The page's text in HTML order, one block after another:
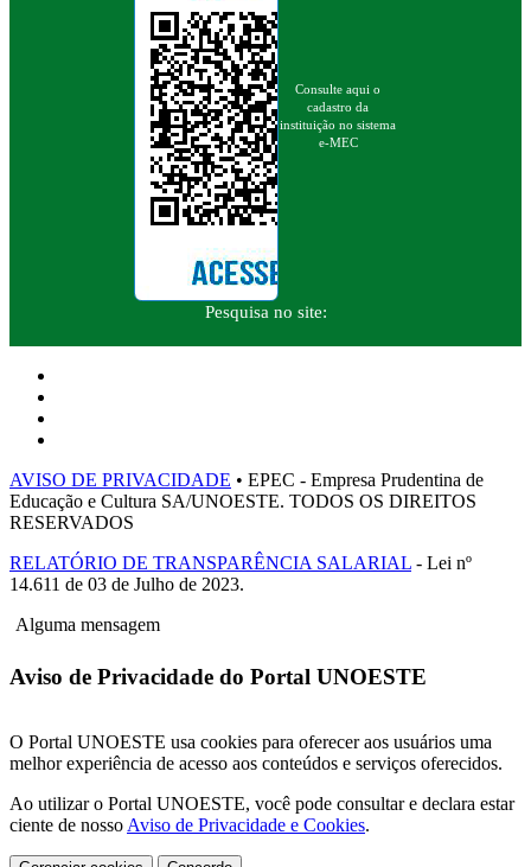
Consulte aqui o
cadastro da
instituição no sistema
e-MEC
Pesquisa no site:
AVISO DE PRIVACIDADE • EPEC - Empresa Prudentina de
Educação e Cultura SA/UNOESTE. TODOS OS DIREITOS
RESERVADOS
RELATÓRIO DE TRANSPARÊNCIA SALARIAL - Lei nº
14.611 de 03 de Julho de 2023.
Alguma mensagem
Aviso de Privacidade do Portal UNOESTE
O Portal UNOESTE usa cookies para oferecer aos usuários uma
melhor experiência de acesso aos conteúdos e serviços oferecidos.
Ao utilizar o Portal UNOESTE, você pode consultar e declara estar
ciente de nosso Aviso de Privacidade e Cookies.